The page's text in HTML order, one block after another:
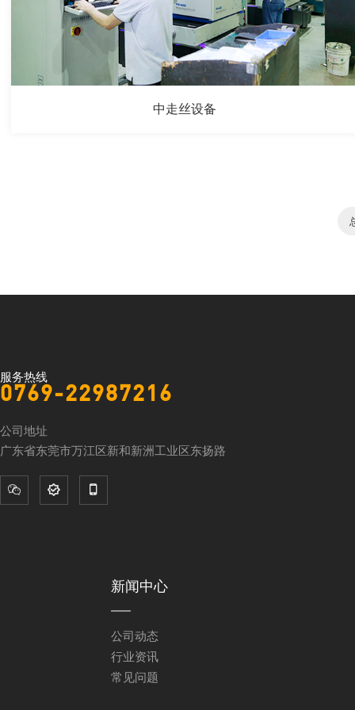
中走丝设备
服务热线
0769-22987216
公司地址
广东省东莞市万江区新和新洲工业区东扬路
  
新闻中心
公司动态
行业资讯
常见问题